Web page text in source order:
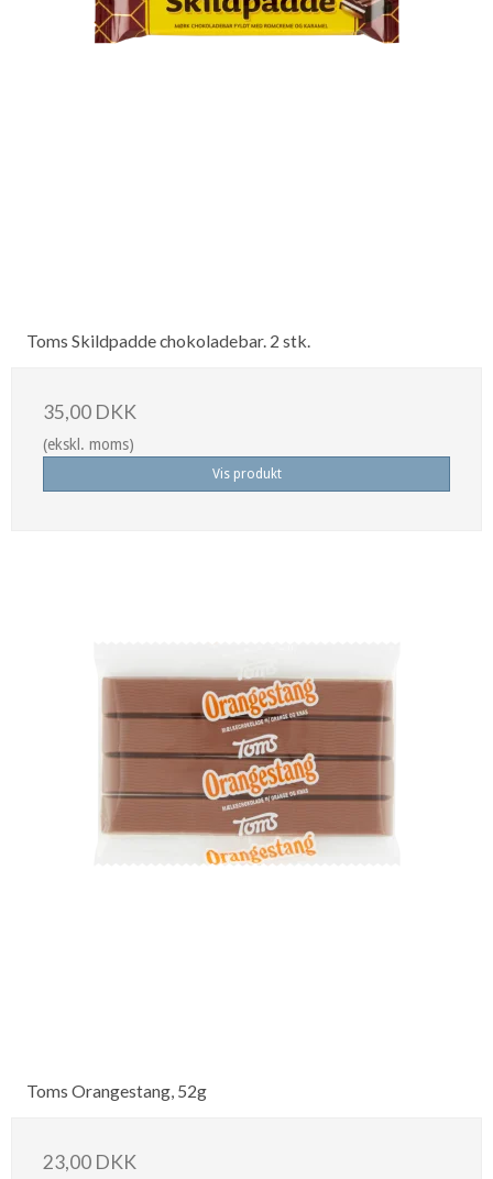
Toms Skildpadde chokoladebar. 2 stk.
35,00 DKK
(ekskl. moms)
Vis produkt
Toms Orangestang, 52g
23,00 DKK